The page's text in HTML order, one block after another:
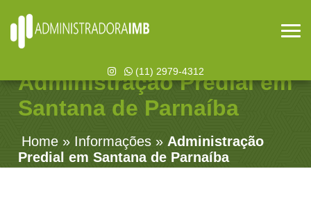
(11) 2979-4312
Administração Predial em
Santana de Parnaíba
Home » Informações » Administração
Predial em Santana de Parnaíba